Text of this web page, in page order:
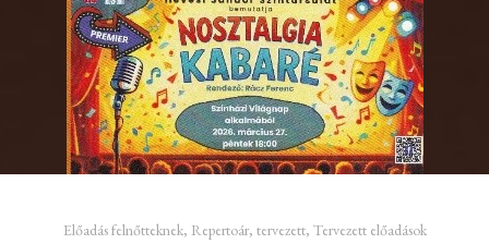
Előadás felnőtteknek, Repertoár, tervezett, Tervezett előadások